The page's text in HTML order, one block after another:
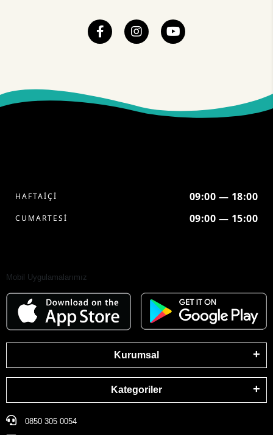
HAFTAİÇİ 09:00 — 18:00
CUMARTESİ 09:00 — 15:00
Mobil Uygulamalarımız
Kurumsal
Kategoriler
0850 305 0054